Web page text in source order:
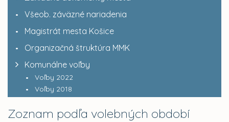
Všeob. záväzné nariadenia
Magistrát mesta Košice
Organizačná štruktúra MMK
Komunálne voľby
Voľby 2022
Voľby 2018
Zoznam podľa volebných období